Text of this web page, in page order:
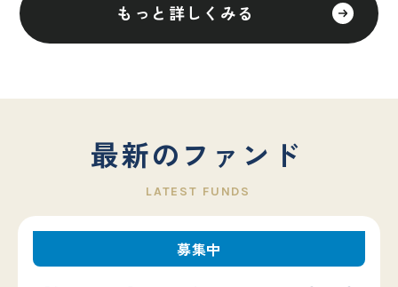
もっと詳しくみる
最新のファンド
募集中